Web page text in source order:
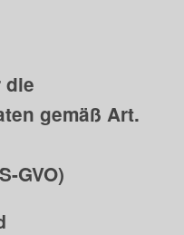
die
gemäß Art.
GVO)